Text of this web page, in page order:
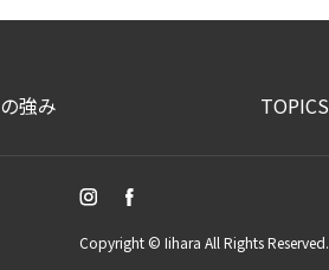
強み TOPICS
Copyright © Iihara All Rights Reserved.